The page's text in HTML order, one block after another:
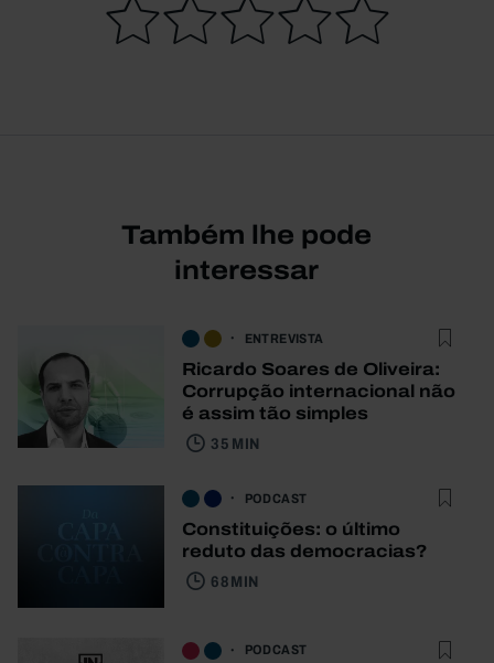
Também lhe pode
interessar
ENTREVISTA
Ricardo Soares de Oliveira:
Corrupção internacional não
é assim tão simples
35 MIN
PODCAST
Constituições: o último
reduto das democracias?
68 MIN
PODCAST